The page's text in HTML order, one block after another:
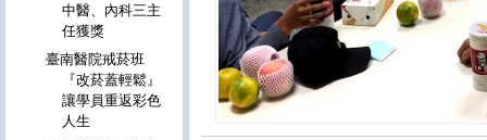
中醫、內科三主
任獲獎
臺南醫院戒菸班
『改菸蓋輕鬆』
讓學員重返彩色
人生